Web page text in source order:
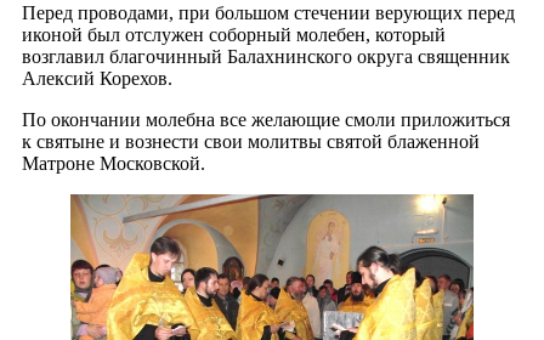
Перед проводами, при большом стечении верующих перед
иконой был отслужен соборный молебен, который
возглавил благочинный Балахнинского округа священник
Алексий Корехов.
По окончании молебна все желающие смоли приложиться
к святыне и вознести свои молитвы святой блаженной
Матроне Московской.